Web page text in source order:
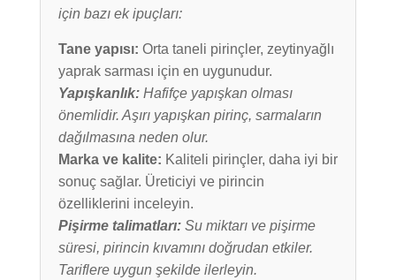
için bazı ek ipuçları:
Tane yapısı: Orta taneli pirinçler, zeytinyağlı
yaprak sarması için en uygunudur.
Yapışkanlık:Hafifçe yapışkan olması
önemlidir. Aşırı yapışkan pirinç, sarmaların
dağılmasına neden olur.
Marka ve kalite: Kaliteli pirinçler, daha iyi bir
sonuç sağlar. Üreticiyi ve pirincin
özelliklerini inceleyin.
Pişirme talimatları:Su miktarı ve pişirme
süresi, pirincin kıvamını doğrudan etkiler.
Tariflere uygun şekilde ilerleyin.